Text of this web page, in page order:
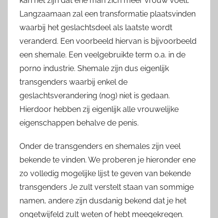
Langzaamaan zal een transformatie plaatsvinden
waarbij het geslachtsdeel als laatste wordt
veranderd. Een voorbeeld hiervan is bijvoorbeeld
een shemale. Een veelgebruikte term o.a. in de
porno industrie. Shemale zijn dus eigenlijk
transgenders waarbij enkel de
geslachtsverandering (nog) niet is gedaan.
Hierdoor hebben zij eigenlijk alle vrouwelijke
eigenschappen behalve de penis.
Onder de transgenders en shemales zijn veel
bekende te vinden. We proberen je hieronder ene
zo volledig mogelijke lijst te geven van bekende
transgenders Je zult verstelt staan van sommige
namen, andere zijn dusdanig bekend dat je het
ongetwijfeld zult weten of hebt meegekregen.